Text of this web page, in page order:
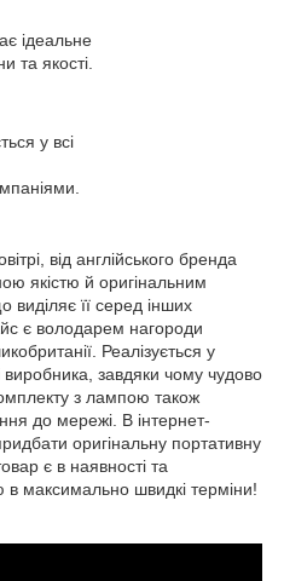
ідеальне
та якості.
у всі
від англійського бренда
якістю й оригінальним
її серед інших
є володарем нагороди
Реалізується у
виробника, завдяки чому чудово
з лампою також
до мережі. В інтернет-
оригінальну портативну
є в наявності та
в максимально швидкі терміни!